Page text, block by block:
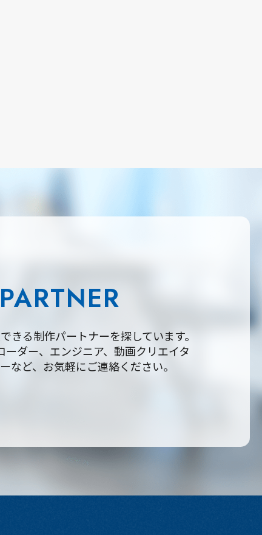
PARTNER
きる制作パートナーを探しています。
ーダー、エンジニア、動画クリエイタ
など、お気軽にご連絡ください。